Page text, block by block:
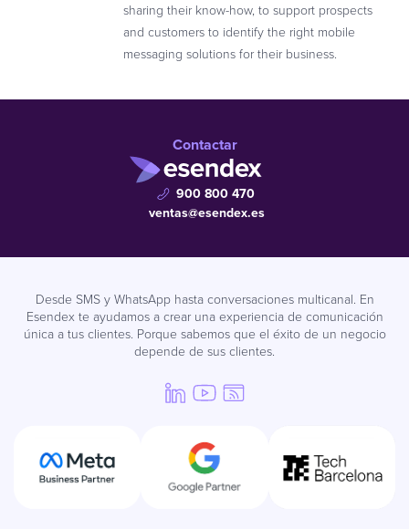
sharing their know-how, to support prospects
and customers to identify the right mobile
messaging solutions for their business.
Contactar
900 800 470
ventas@esendex.es
Desde SMS y WhatsApp hasta conversaciones multicanal. En
Esendex te ayudamos a crear una experiencia de comunicación
única a tus clientes. Porque sabemos que el éxito de un negocio
depende de sus clientes.